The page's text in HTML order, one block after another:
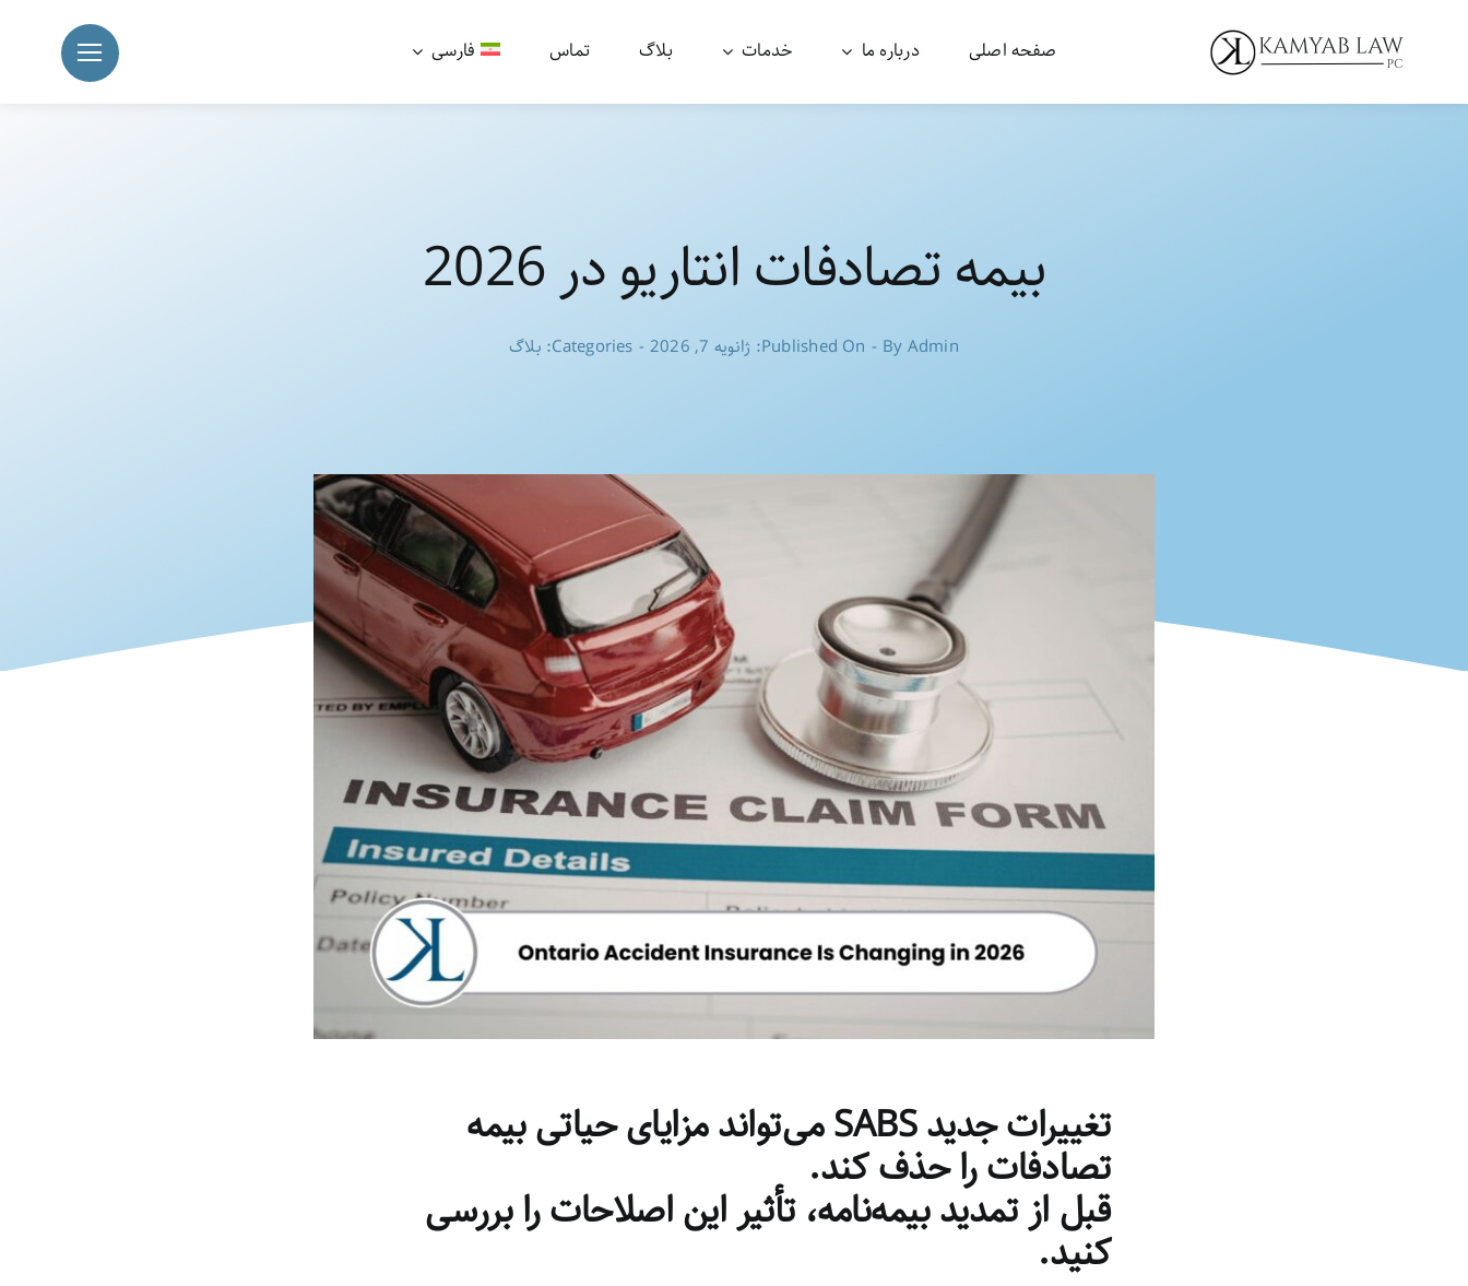
content
صفحه اصلی درباره ما خدمات بلاگ تماس فارسی
بیمه تصادفات انتاریو در 2026
ByAdmin
- Published On: ژانویه 7, 2026 -
Categories: بلاگ
تغییرات جدید SABS می‌تواند مزایای حیاتی بیمه
تصادفات را حذف کند.
قبل از تمدید بیمه‌نامه، تأثیر این اصلاحات را بررسی
کنید.